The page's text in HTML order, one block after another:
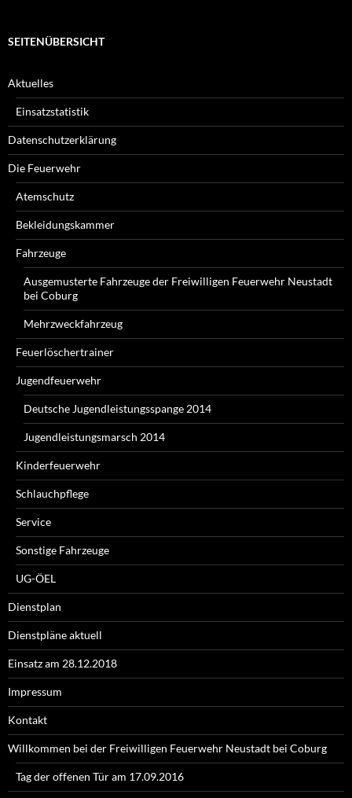
SEITENÜBERSICHT
Aktuelles
Einsatzstatistik
Datenschutzerklärung
Die Feuerwehr
Atemschutz
Bekleidungskammer
Fahrzeuge
Ausgemusterte Fahrzeuge der Freiwilligen Feuerwehr Neustadt
bei Coburg
Mehrzweckfahrzeug
Feuerlöschertrainer
Jugendfeuerwehr
Deutsche Jugendleistungsspange 2014
Jugendleistungsmarsch 2014
Kinderfeuerwehr
Schlauchpflege
Service
Sonstige Fahrzeuge
UG-ÖEL
Dienstplan
Dienstpläne aktuell
Einsatz am 28.12.2018
Impressum
Kontakt
Willkommen bei der Freiwilligen Feuerwehr Neustadt bei Coburg
Tag der offenen Tür am 17.09.2016